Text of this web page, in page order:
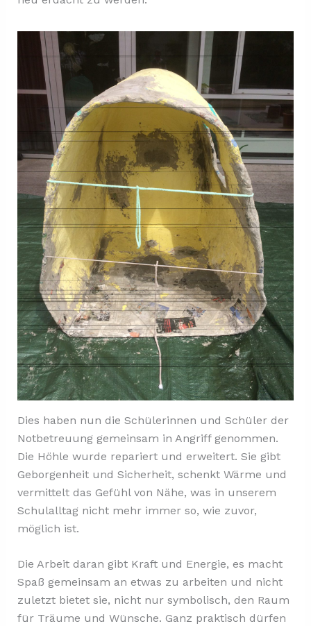
Dies haben nun die Schülerinnen und Schüler der
Notbetreuung gemeinsam in Angriff genommen.
Die Höhle wurde repariert und erweitert. Sie gibt
Geborgenheit und Sicherheit, schenkt Wärme und
vermittelt das Gefühl von Nähe, was in unserem
Schulalltag nicht mehr immer so, wie zuvor,
möglich ist.
Die Arbeit daran gibt Kraft und Energie, es macht
Spaß gemeinsam an etwas zu arbeiten und nicht
zuletzt bietet sie, nicht nur symbolisch, den Raum
für Träume und Wünsche. Ganz praktisch dürfen